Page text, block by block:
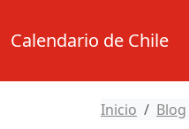
Calendario de Chile
Inicio Blog